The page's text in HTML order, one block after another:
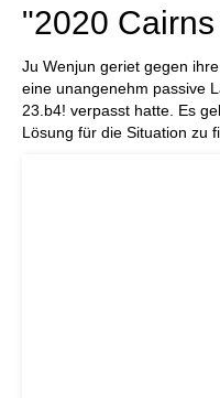
"2020
Ju Wenjun geriet gegen
eine unangenehm passive
23.b4! verpasst hatte. Es
Lösung für die Situation zu